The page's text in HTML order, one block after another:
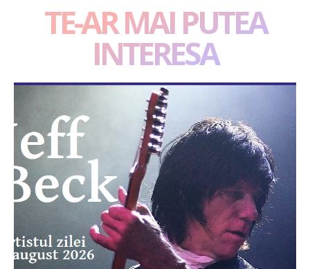
TE-AR MAI PUTEA
INTERESA